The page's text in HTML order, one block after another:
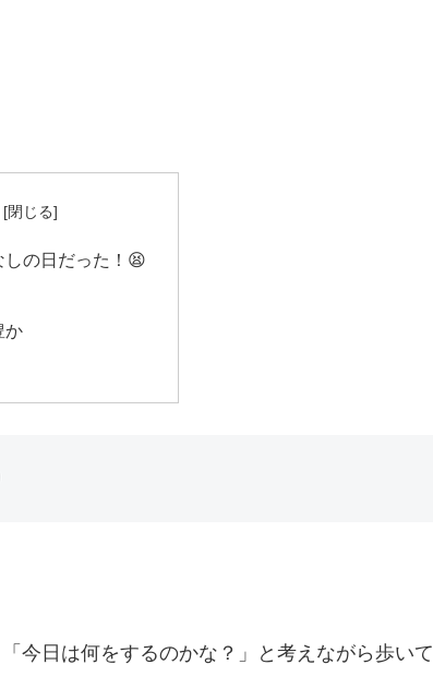
しの日だった！😫
か
今日は何をするのかな？」と考えながら歩いて